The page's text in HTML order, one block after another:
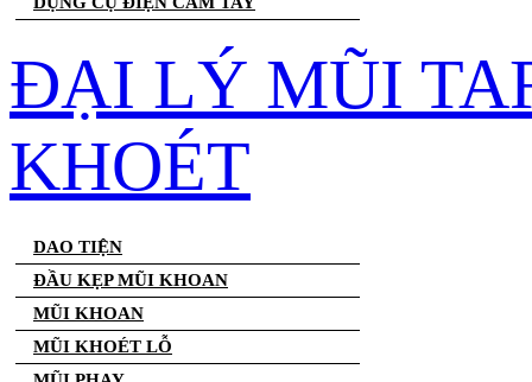
ĐẠI LÝ MŨI
KHOÉT
DAO TIỆN
ĐẦU KẸP MŨI KHOAN
MŨI KHOAN
MŨI KHOÉT LỖ